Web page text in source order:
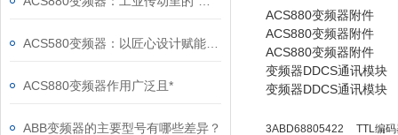
ACS880变频器作用广泛且*
ABB变频器的主要型号有哪些差异？
ACS880变频器附件
ACS880变频器附件
ACS880变频器附件
变频器DDCS通讯模块
变频器DDCS通讯模块
3ABD68805422
TTL编